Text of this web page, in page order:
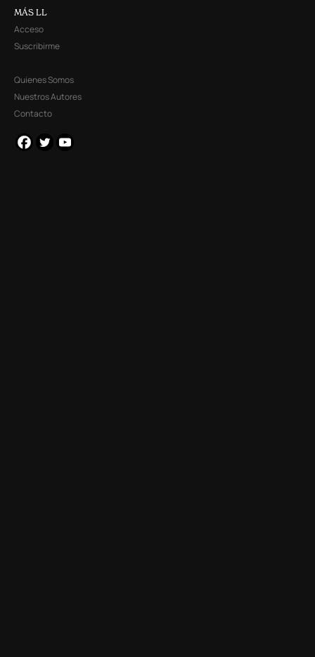
MÁS LL
Acceso
Suscribirme
Quienes Somos
Nuestros Autores
Contacto